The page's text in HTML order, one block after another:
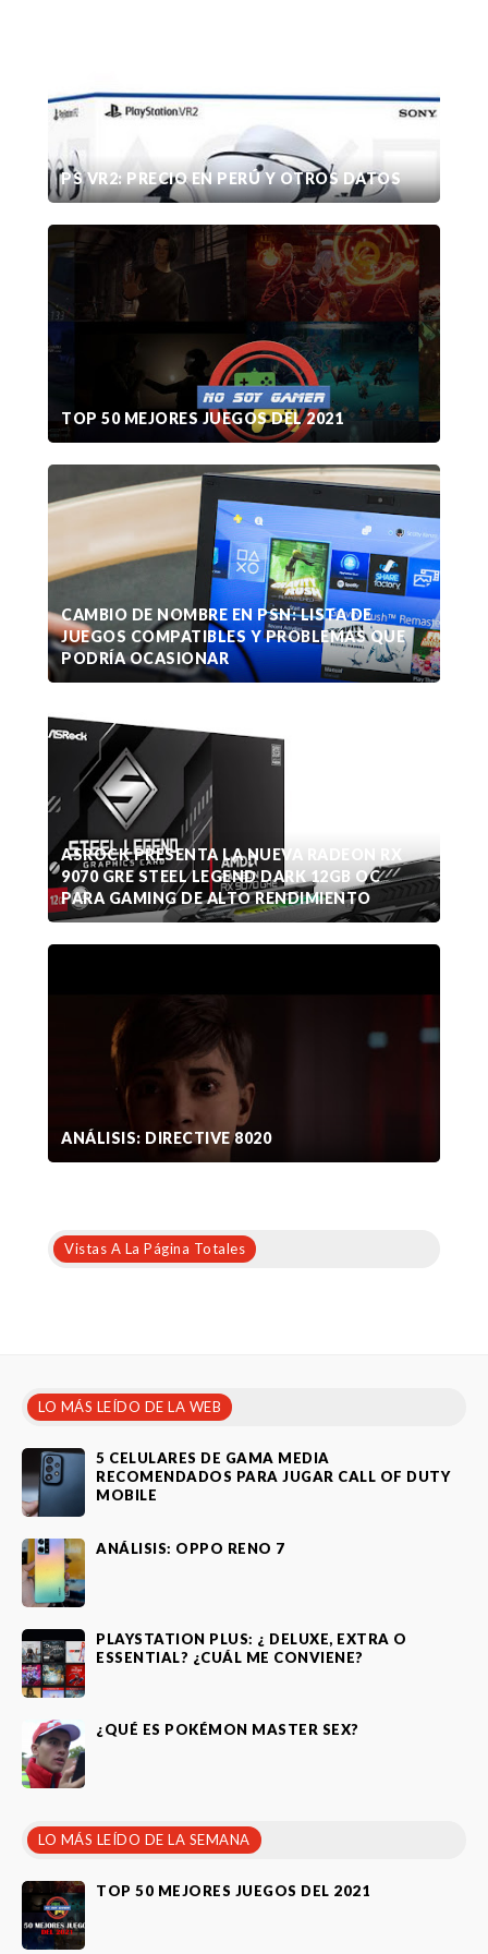
PS VR2: PRECIO EN PERÚ Y OTROS DATOS
TOP 50 MEJORES JUEGOS DEL 2021
CAMBIO DE NOMBRE EN PSN: LISTA DE
JUEGOS COMPATIBLES Y PROBLEMAS QUE
PODRÍA OCASIONAR
ASROCK PRESENTA LA NUEVA RADEON RX
9070 GRE STEEL LEGEND DARK 12GB OC
PARA GAMING DE ALTO RENDIMIENTO
ANÁLISIS: DIRECTIVE 8020
Vistas A La Página Totales
LO MÁS LEÍDO DE LA WEB
5 CELULARES DE GAMA MEDIA
RECOMENDADOS PARA JUGAR CALL OF DUTY
MOBILE
ANÁLISIS: OPPO RENO 7
PLAYSTATION PLUS: ¿ DELUXE, EXTRA O
ESSENTIAL? ¿CUÁL ME CONVIENE?
¿QUÉ ES POKÉMON MASTER SEX?
LO MÁS LEÍDO DE LA SEMANA
TOP 50 MEJORES JUEGOS DEL 2021